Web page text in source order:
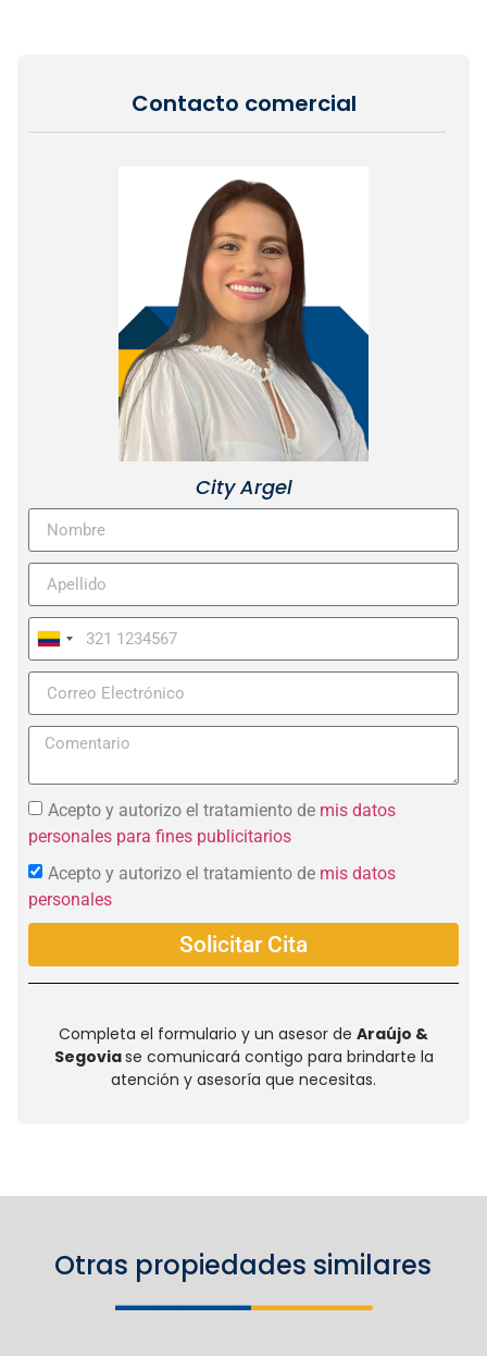
Contacto comercial
City Argel
Colombia
+57
Acepto y autorizo el tratamiento de mis datos
personales para fines publicitarios
Acepto y autorizo el tratamiento de mis datos
personales
Solicitar Cita
Completa el formulario y un asesor de Araújo &
Segoviase comunicará contigo para brindarte la
atención y asesoría que necesitas.
Otras propiedades similares